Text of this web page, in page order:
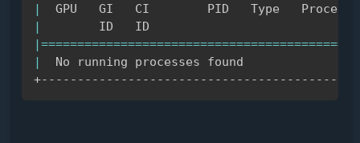
|
GPU   GI   CI        PID   Type
|
ID   ID
| ==========================================
|
No running